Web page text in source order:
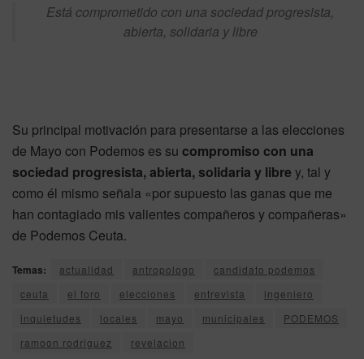
Está comprometido con una sociedad progresista,
abierta, solidaria y libre
Su principal motivación para presentarse a las elecciones
de Mayo con Podemos es su compromiso con una
sociedad progresista, abierta, solidaria y libre y, tal y
como él mismo señala «por supuesto las ganas que me
han contagiado mis valientes compañeros y compañeras»
de Podemos Ceuta.
Temas: actualidad antropologo
candidato podemos
ceuta
el foro elecciones entrevista
ingeniero
inquietudes
locales mayo municipales
PODEMOS
ramoon rodriguez
revelacion